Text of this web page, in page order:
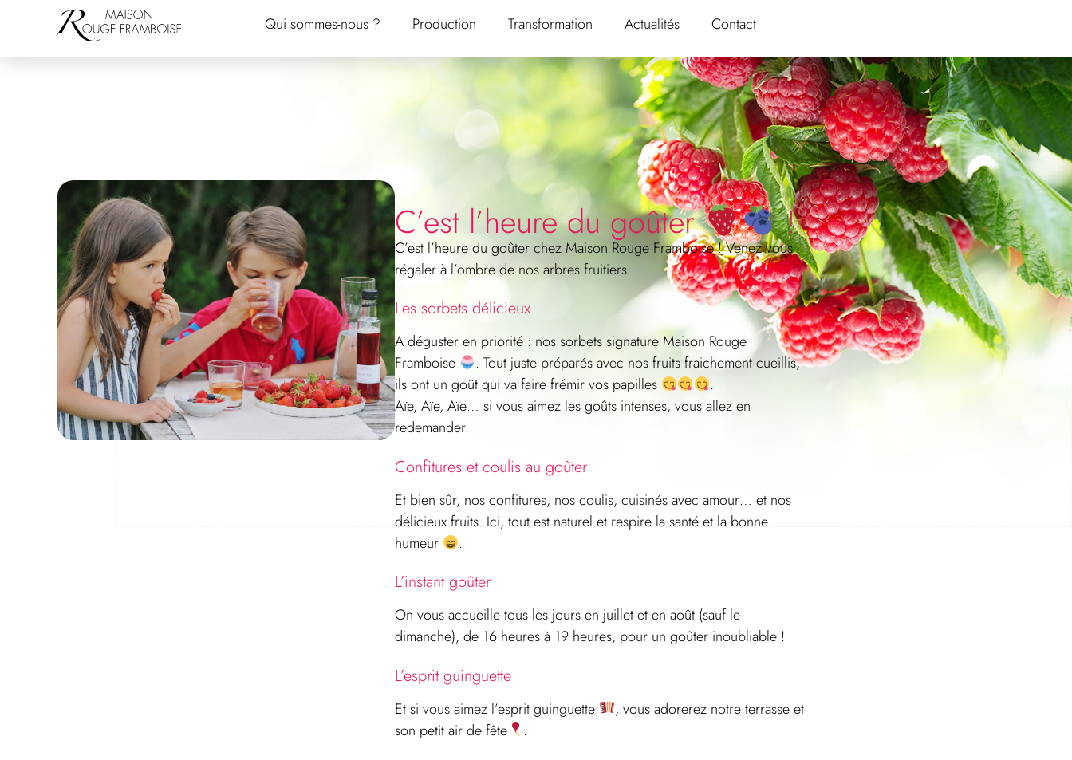
Qui sommes-nous ? Production Transformation Actualités Contact
C’est l’heure du goûter !
C’est l’heure du goûter chez Maison Rouge Framboise! Venez vous
régaler à l’ombre de nos arbres fruitiers.
Les sorbets délicieux
A déguster en priorité : nos sorbets signature Maison Rouge
Framboise
. Tout juste préparés avec nos fruits fraichement cueillis,
ils ont un goût qui va faire frémir vos papilles
.
Aïe, Aïe, Aïe… si vous aimez les goûts intenses, vous allez en
redemander.
Confitures et coulis au goûter
Et bien sûr, nos confitures, nos coulis, cuisinés avec amour… et nos
délicieuxfruits. Ici, tout est naturel et respire la santé et la bonne
humeur
.
L’instant goûter
On vous accueille tous les jours en juillet et en août (sauf le
dimanche), de 16 heures à 19 heures, pour un goûter inoubliable !
L’esprit guinguette
Et si vous aimez l’esprit guinguette
, vous adorerez notre terrasse et
son petit air de fête
.